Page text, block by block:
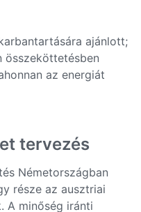
ajánlott;
összeköttetésben
az energiát
tervezés
Németországban
része az ausztriai
A minőség iránti